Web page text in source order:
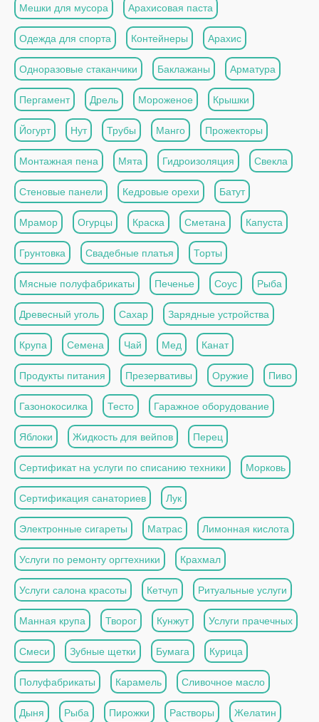
Мешки для мусора Арахисовая паста
Одежда для спорта Контейнеры Арахис
Одноразовые стаканчики Баклажаны Арматура
Пергамент Дрель Мороженое Крышки
Йогурт Нут Трубы Манго Прожекторы
Монтажная пена Мята Гидроизоляция Свекла
Стеновые панели Кедровые орехи Батут
Мрамор Огурцы Краска Сметана Капуста
Грунтовка Свадебные платья Торты
Мясные полуфабрикаты Печенье Соус Рыба
Древесный уголь Сахар Зарядные устройства
Крупа Семена Чай Мед Канат
Продукты питания Презервативы Оружие Пиво
Газонокосилка Тесто Гаражное оборудование
Яблоки Жидкость для вейпов Перец
Сертификат на услуги по списанию техники Морковь
Сертификация санаториев Лук
Электронные сигареты Матрас Лимонная кислота
Услуги по ремонту оргтехники Крахмал
Услуги салона красоты Кетчуп Ритуальные услуги
Манная крупа Творог Кунжут Услуги прачечных
Смеси Зубные щетки Бумага Курица
Полуфабрикаты Карамель Сливочное масло
Дыня Рыба Пирожки Растворы Желатин